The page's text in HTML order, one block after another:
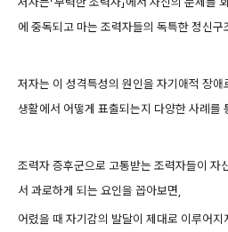
에 중독되고 마는 조력자들의 독특한 정신구
저자는 이 성격특성의 원인을 자기애적 장
생활에서 어떻게 표출되는지 다양한 사례를
조력자 증후군으로 고통받는 조력자들이 자
서 과로하게 되는 요인을 꼽아보면,
어렸을 때 자기감의 발달이 제대로 이루어